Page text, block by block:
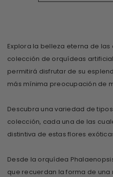
Explora la belleza eterna de
colección de orquídeas
permitirá disfrutar de su
más mínima preocupación de
Descubra una variedad de
colección, cada una de las
distintiva de estas flores
Desde la orquídea
que recuerdan la forma de una